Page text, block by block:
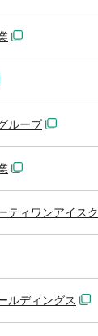
ループ
ティワンアイス
ルディングス